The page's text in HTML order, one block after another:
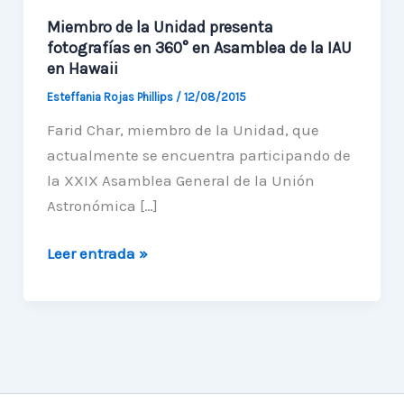
Miembro de la Unidad presenta
fotografías en 360° en Asamblea de la IAU
en Hawaii
Esteffania Rojas Phillips / 12/08/2015
Farid Char, miembro de la Unidad, que
actualmente se encuentra participando de
la XXIX Asamblea General de la Unión
Astronómica […]
Miembro
Leer entrada »